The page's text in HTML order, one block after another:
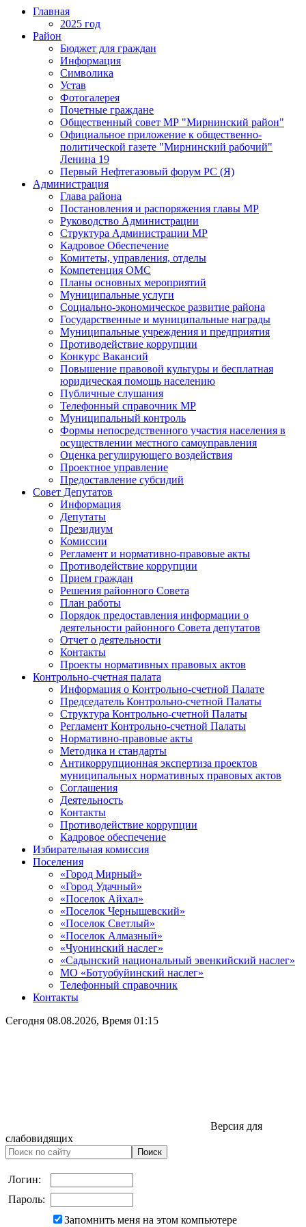
Главная
2025 год
Район
Бюджет для граждан
Информация
Символика
Устав
Фотогалерея
Почетные граждане
Общественный совет МР "Мирнинский район"
Официальное приложение к общественно-
политической газете "Мирнинский рабочий"
Ленина 19
Первый Нефтегазовый форум РС (Я)
Администрация
Глава района
Постановления и распоряжения главы МР
Руководство Администрации
Структура Администрации МР
Кадровое Обеспечение
Комитеты, управления, отделы
Компетенция ОМС
Планы основных мероприятий
Муниципальные услуги
Социально-экономическое развитие района
Государственные и муниципальные награды
Муниципальные учреждения и предприятия
Противодействие коррупции
Конкурс Вакансий
Повышение правовой культуры и бесплатная
юридическая помощь населению
Публичные слушания
Телефонный справочник МР
Муниципальный контроль
Формы непосредственного участия населения в
осуществлении местного самоуправления
Оценка регулирующего воздействия
Проектное управление
Предоставление субсидий
Совет Депутатов
Информация
Депутаты
Президиум
Комиссии
Регламент и нормативно-правовые акты
Противодействие коррупции
Прием граждан
Решения районного Совета
План работы
Порядок предоставления информации о
деятельности районного Совета депутатов
Отчет о деятельности
Контакты
Проекты нормативных правовых актов
Контрольно-счетная палата
Информация о Контрольно-счетной Палате
Председатель Контрольно-счетной Палаты
Структура Контрольно-счетной Палаты
Регламент Контрольно-счетной Палаты
Нормативно-правовые акты
Методика и стандарты
Антикоррупционная экспертиза проектов
муниципальных нормативных правовых актов
Соглашения
Деятельность
Контакты
Противодействие коррупции
Кадровое обеспечение
Избирательная комиссия
Поселения
«Город Мирный»
«Город Удачный»
«Поселок Айхал»
«Поселок Чернышевский»
«Поселок Светлый»
«Поселок Алмазный»
«Чуонинский наслег»
«Садынский национальный эвенкийский наслег»
МО «Ботуобуйинский наслег»
Телефонный справочник
Контакты
Сегодня 08.08.2026, Время 01:15
Версия для
слабовидящих
Логин:
Пароль:
Запомнить меня на этом компьютере